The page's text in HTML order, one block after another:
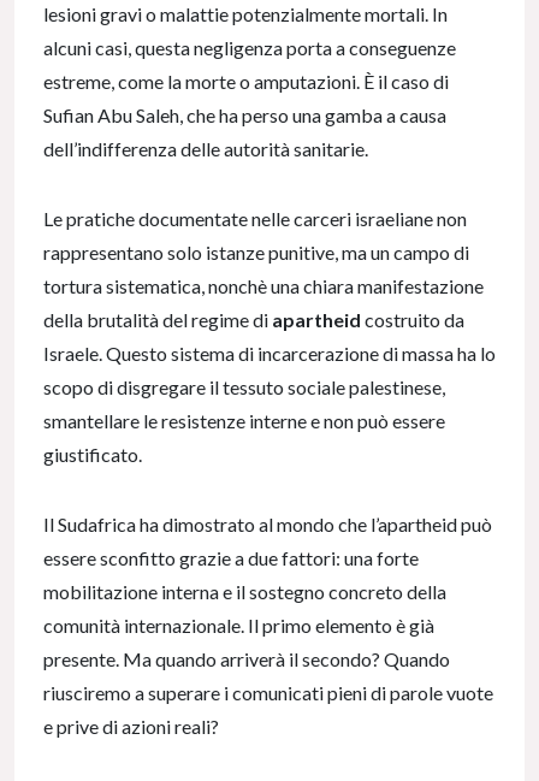
lesioni gravi o malattie potenzialmente mortali. In
alcuni casi, questa negligenza porta a conseguenze
estreme, come la morte o amputazioni. È il caso di
Sufian Abu Saleh, che ha perso una gamba a causa
dell’indifferenza delle autorità sanitarie.
Le pratiche documentate nelle carceri israeliane non
rappresentano solo istanze punitive, ma un campo di
tortura sistematica, nonchè una chiara manifestazione
della brutalità del regime di apartheid costruito da
Israele. Questo sistema di incarcerazione di massa ha lo
scopo di disgregare il tessuto sociale palestinese,
smantellare le resistenze interne e non può essere
giustificato.
Il Sudafrica ha dimostrato al mondo che l’apartheid può
essere sconfitto grazie a due fattori: una forte
mobilitazione interna e il sostegno concreto della
comunità internazionale. Il primo elemento è già
presente. Ma quando arriverà il secondo? Quando
riusciremo a superare i comunicati pieni di parole vuote
e prive di azioni reali?